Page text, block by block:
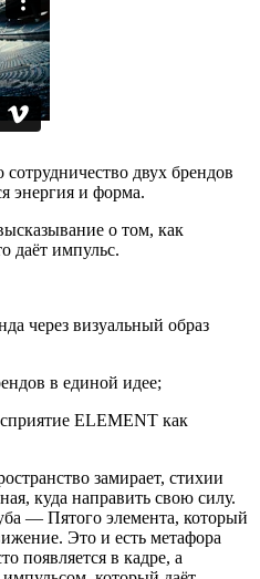
двух брендов
энергия и форма.
о том, как
даёт импульс.
через визуальный образ
в единой идее;
ELEMENT как
замирает, стихии
куда направить свою силу.
— Пятого элемента, который
Это и есть метафора
появляется в кадре, а